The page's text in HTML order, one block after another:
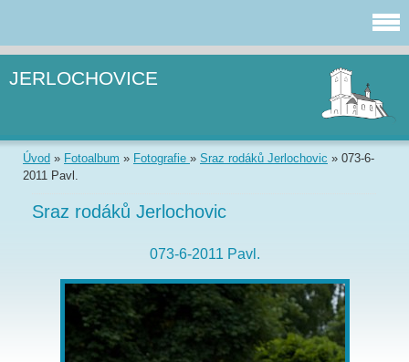
JERLOCHOVICE
Úvod » Fotoalbum » Fotografie » Sraz rodáků Jerlochovic » 073-6-
2011 Pavl.
Sraz rodáků Jerlochovic
073-6-2011 Pavl.